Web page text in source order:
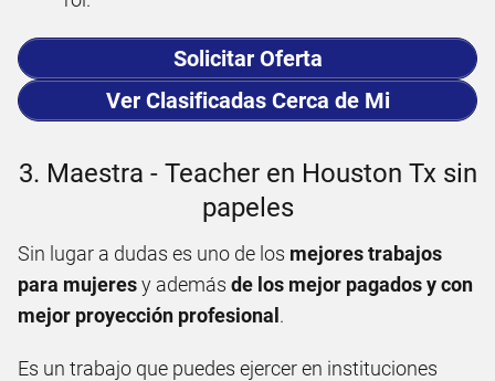
Solicitar Oferta
Ver Clasificadas Cerca de Mi
3. Maestra - Teacher en Houston Tx sin
papeles
Sin lugar a dudas es uno de los mejores trabajos
para mujeresy además de los mejor pagados y con
mejor proyección profesional .
Es un trabajo que puedes ejercer en instituciones